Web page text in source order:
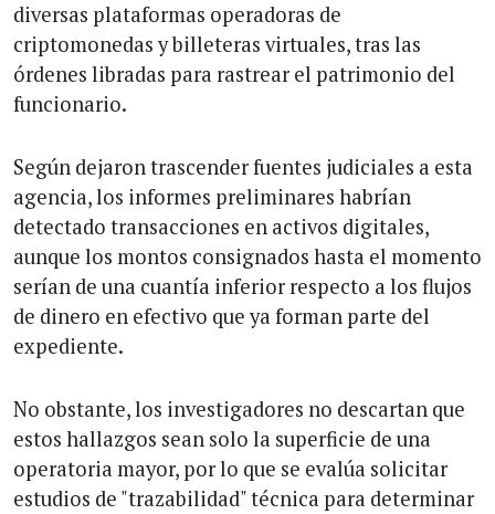
diversas plataformas operadoras de
criptomonedas y billeteras virtuales, tras las
órdenes libradas para rastrear el patrimonio del
funcionario.
Según dejaron trascender fuentes judiciales a esta
agencia, los informes preliminares habrían
detectado transacciones en activos digitales,
aunque los montos consignados hasta el momento
serían de una cuantía inferior respecto a los flujos
de dinero en efectivo que ya forman parte del
expediente.
No obstante, los investigadores no descartan que
estos hallazgos sean solo la superficie de una
operatoria mayor, por lo que se evalúa solicitar
estudios de "trazabilidad" técnica para determinar